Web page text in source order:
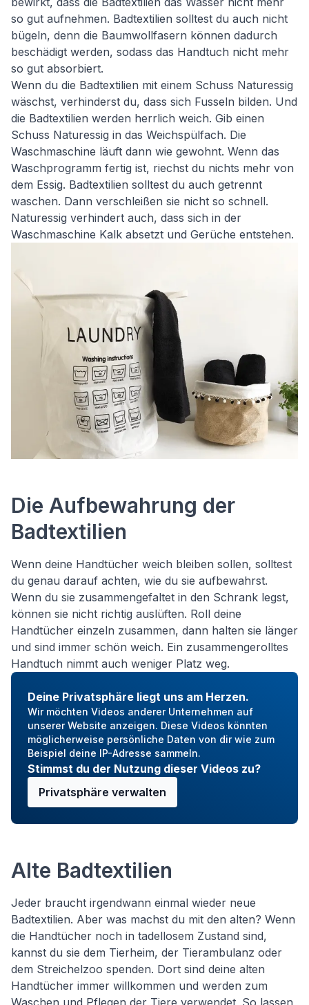
so gut aufnehmen. Badtextilien solltest du auch nicht
bügeln, denn die Baumwollfasern können dadurch
beschädigt werden, sodass das Handtuch nicht mehr
so gut absorbiert.
Wenn du die Badtextilien mit einem Schuss Naturessig
wäschst, verhinderst du, dass sich Fusseln bilden. Und
die Badtextilien werden herrlich weich. Gib einen
Schuss Naturessig in das Weichspülfach. Die
Waschmaschine läuft dann wie gewohnt. Wenn das
Waschprogramm fertig ist, riechst du nichts mehr von
dem Essig. Badtextilien solltest du auch getrennt
waschen. Dann verschleißen sie nicht so schnell.
Naturessig verhindert auch, dass sich in der
Waschmaschine Kalk absetzt und Gerüche entstehen.
Die Aufbewahrung der
Badtextilien
Wenn deine Handtücher weich bleiben sollen, solltest
du genau darauf achten, wie du sie aufbewahrst.
Wenn du sie zusammengefaltet in den Schrank legst,
können sie nicht richtig auslüften. Roll deine
Handtücher einzeln zusammen, dann halten sie länger
und sind immer schön weich. Ein zusammengerolltes
Handtuch nimmt auch weniger Platz weg.
Deine Privatsphäre liegt uns am Herzen.
Wir möchten Videos anderer Unternehmen auf
unserer Website anzeigen. Diese Videos könnten
möglicherweise persönliche Daten von dir wie zum
Beispiel deine IP-Adresse sammeln.
Stimmst du der Nutzung dieser Videos zu?
Privatsphäre verwalten
Alte Badtextilien
Jeder braucht irgendwann einmal wieder neue
Badtextilien. Aber was machst du mit den alten? Wenn
die Handtücher noch in tadellosem Zustand sind,
kannst du sie dem Tierheim, der Tierambulanz oder
dem Streichelzoo spenden. Dort sind deine alten
Handtücher immer willkommen und werden zum
Waschen und Pflegen der Tiere verwendet. So lassen